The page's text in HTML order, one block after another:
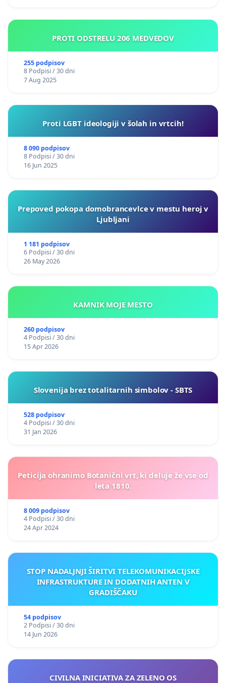
PROTI ODSTRELU 206 MEDVEDOV
255 podpisov
8 Podpisi / 30 dni
7 Aug 2025
Proti LGBT ideologiji v šolah in vrtcih!
8 090 podpisov
8 Podpisi / 30 dni
16 Jun 2025
Prepoved pokopa domobrancevlce v mestu heroj v
Ljubljani
1 181 podpisov
6 Podpisi / 30 dni
26 May 2026
KAMNIK MOJE MESTO
260 podpisov
4 Podpisi / 30 dni
15 Apr 2026
Slovenija brez totalitarnih simbolov - SBTS
528 podpisov
4 Podpisi / 30 dni
31 Jan 2026
Peticija ohranimo Botanični vrt, ki deluje že vse od
leta 1810.
8 009 podpisov
4 Podpisi / 30 dni
24 Apr 2024
STOP NADALJNJI ŠIRITVI TELEKOMUNIKACIJSKE
INFRASTRUKTURE IN DODATNIH ANTEN V
GRADIŠČAKU
54 podpisov
2 Podpisi / 30 dni
14 Jun 2026
CIVILNA INICIATIVA ZA ZELENO OS